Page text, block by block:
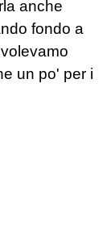
anche
fondo a
un po' per i